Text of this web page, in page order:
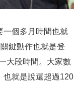
一個多月時間也就
鍵動作也就是登
大段時間。大家數
也就是說還超過120